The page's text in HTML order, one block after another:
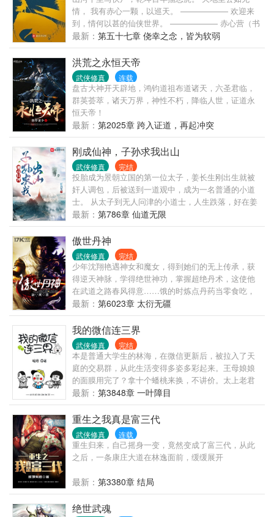
情， 我有赤心一颗，以巡天。 —————— 欢迎来
到，情何以甚的仙侠世界。 —————— 赤心营（书
友群）：879927532
最新： 第五十七章 侥幸之念，皆为软弱
洪荒之永恒天帝
武侠修真 连载
盘古大神开天辟地，鸿钧道祖布道诸天，六圣君临，
群英荟萃，诸天万界，神性不朽，降临人世，证道永
恒天帝！
最新： 第2025章 跨入证道，再起冲突
刚成仙神，子孙求我出山
武侠修真 完结
投胎成为景朝立国的第一位太子，姜长生刚出生就被
奸人调包，后被送到一道观中，成为一名普通的小道
士。 从太子到无人问津的小道士，人生跌落，好在姜
长生开启生存系统，无限寿命，只要度过人生磨难，
便可获得生存奖励。 差点被师兄练功误杀，侥幸活下
来，获得神影腿。 遭遇地震，险被房梁砸死，获得九
寻天龙步。 妖魔肆乱京城，平安度过，获得法宝降魔
杵。 …… 王朝林立，妖魔横行，武道镇世，这是一个
没有仙神的世界，道法隐于朝堂、山野。 三百年后。
景朝在强盛时迎来衰亡，诸侯并起，天子沦为枭雄手
中的傀儡，分裂王朝，征伐数十载，国力跌至谷底，
周边异族趁机入侵，民不聊生，人间化为地狱。 傀儡
皇帝姜玄真来到道观前，跪拜哭泣：“子孙不孝，无力
回天，请祖宗登基，再续我大景三百载！”
最新： 第786章 仙道无限
傲世丹神
武侠修真 完结
少年沈翔艳遇神女和魔女，得到她们的无上传承，获
得逆天神脉，学得绝世神功，掌握超绝丹术，这使他
在武道之路春风得意……饿的时炼点丹药当零食吃，
寂寞的时候调戏高高在上的神女，无聊时耍耍那些来
求丹的武道高人，累的时候让身边的娇妻们按摩按
摩……想观看更多的精彩内容，请收藏关注《傲世丹
神》！ 【已经完成过一本300万字的书《通天武
皇》，无断更记录。】 【新书每天保底三更，各种
求……】 【书友群：69031394，欢迎各位进来聊天打
屁】
最新： 第6023章 太衍无疆
我的微信连三界
武侠修真 完结
本是普通大学生的林海，在微信更新后，被拉入了天
庭的交易群，从此生活变得多姿多彩起来。王母娘娘
的面膜用完了？拿十个蟠桃来换，不讲价。太上老君
想抽软中华？十颗天地造化丹，概不赊账。红孩儿想
喝哇哈哈？三昧真火拿过来，赶紧的。嫦娥想穿情趣
内衣？哎呀，这个不好办，容我亲自过去一趟，丈量
下尺寸再说。秦广王想要辆新款跑车？......
最新： 第3848章 一叶障目
重生之我真是富三代
武侠修真 连载
重生归来，自己摇身一变，竟然变成了富三代，从此
之后，一条康庄大道在林逸面前，缓缓展开
最新： 第3380章 结局
绝世武魂